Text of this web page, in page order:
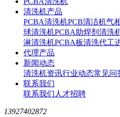
清洗机产品
PCBA清洗机PCB清洁机气
球清洗机PCBA助焊剂清洗
淋清洗机PCBA板清洗代工
代理产品
新闻动态
清洗机资讯行业动态常见问
联系我们
联系我们 人才招聘
13927402872